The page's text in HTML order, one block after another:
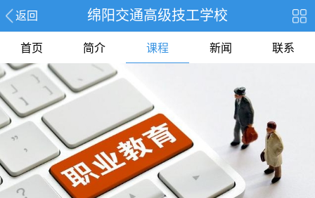
返回 绵阳交通高级技工学校
首页 简介 课程 新闻 联系